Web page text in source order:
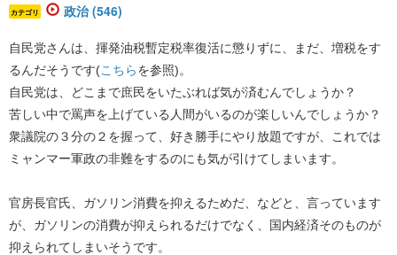
カテゴリ 政治 (546)
自民党さんは、揮発油税暫定税率復活に懲りずに、まだ、増税をす
るんだそうです(こちらを参照)。
自民党は、どこまで庶民をいたぶれば気が済むんでしょうか？
苦しい中で罵声を上げている人間がいるのが楽しいんでしょうか？
衆議院の３分の２を握って、好き勝手にやり放題ですが、これでは
ミャンマー軍政の非難をするのにも気が引けてしまいます。
官房長官氏、ガソリン消費を抑えるためだ、などと、言っています
が、ガソリンの消費が抑えられるだけでなく、国内経済そのものが
抑えられてしまいそうです。